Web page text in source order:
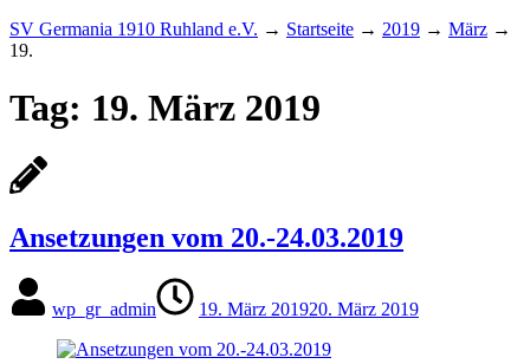
SV Germania 1910 Ruhland e.V. → Startseite → 2019 → März →
19.
Tag: 19. März 2019
Ansetzungen vom 20.-24.03.2019
wp_gr_admin 19. März 201920. März 2019